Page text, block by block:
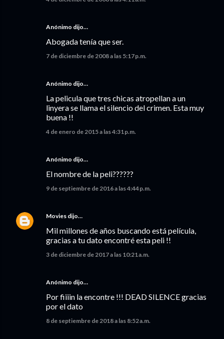
Anónimo dijo…
Abogada tenía que ser.
7 de diciembre de 2008 a las 5:17 p.m.
Anónimo dijo…
La pelicula que tres chicas atropellan a un
linyera se llama el silencio del crimen. Esta muy
buena !!
4 de enero de 2015 a las 4:31 p.m.
Anónimo dijo…
El nombre de la peli??????
9 de septiembre de 2016 a las 4:44 p.m.
Movies dijo…
Mil millones de años buscando está película,
gracias a tu dato encontré esta peli !!
3 de diciembre de 2017 a las 10:21 a.m.
Anónimo dijo…
Por fiiiin la encontre !!! DEAD SILENCE gracias
por el dato
8 de septiembre de 2018 a las 8:52 a.m.